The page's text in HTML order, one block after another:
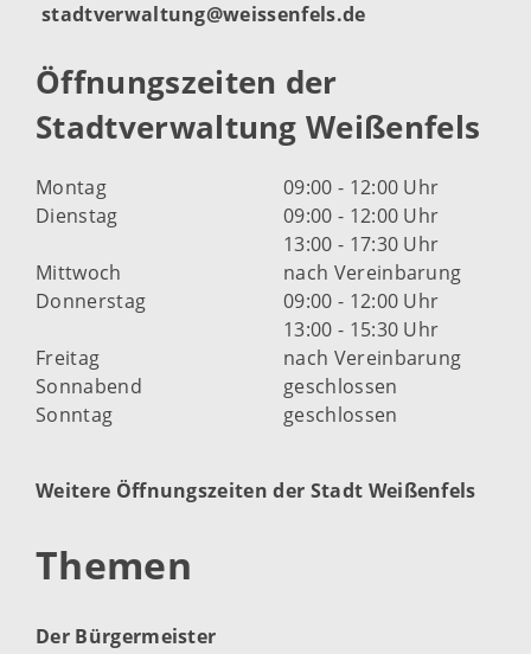
stadtverwaltung@weissenfels.de
Öffnungszeiten der
Stadtverwaltung Weißenfels
Montag
09:00 - 12:00 Uhr
Dienstag
09:00 - 12:00 Uhr
13:00 - 17:30 Uhr
Mittwoch
nach Vereinbarung
Donnerstag
09:00 - 12:00 Uhr
13:00 - 15:30 Uhr
Freitag
nach Vereinbarung
Sonnabend
geschlossen
Sonntag
geschlossen
Weitere Öffnungszeiten der Stadt Weißenfels
Themen
Der Bürgermeister